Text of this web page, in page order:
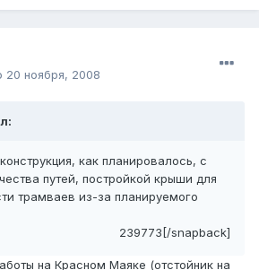
20 ноября, 2008
как планировалось, с
путей, постройкой крыши для
трамваев из-за планируемого
239773[/snapback]
на Красном Маяке (отстойник на